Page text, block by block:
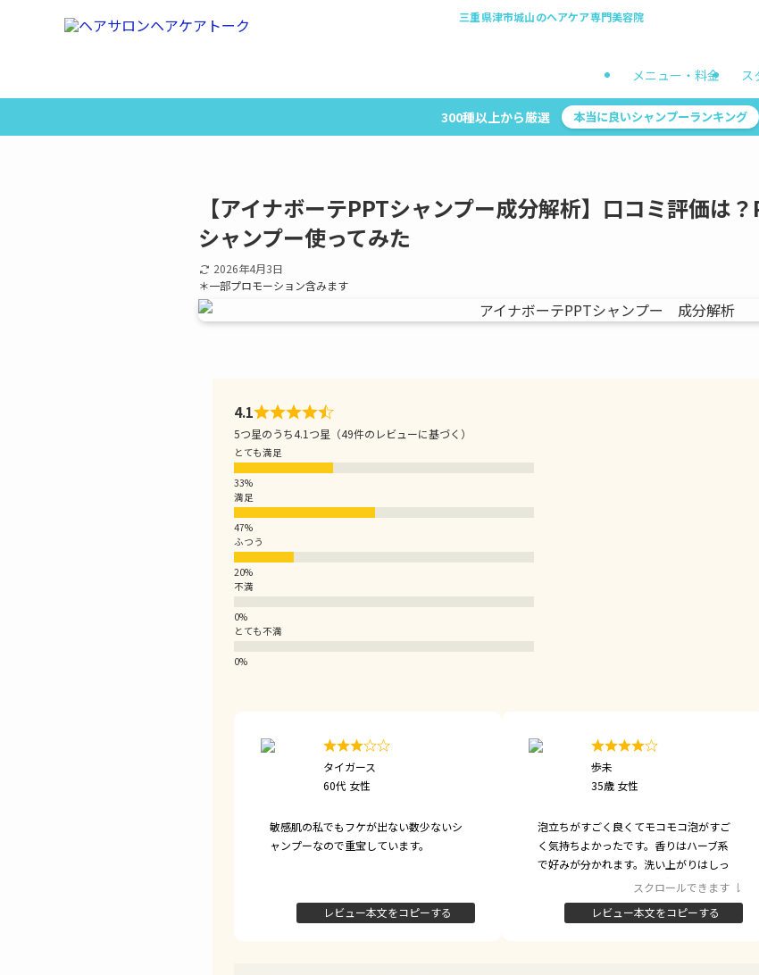
三重県津市城山のヘアケア専門美容院
メニュー・料金 ス
300種以上から厳選 本当に良いシャンプーランキング
【アイナボーテPPTシャンプー成分解析】口コミ評価は
シャンプー使ってみた
2026年4月3日
＊一部プロモーション含みます
4.1
5つ星のうち4.1つ星（49件のレビューに基づく）
とても満足
満足
ふつう
不満
とても不満
タイガース
60代 女性
敏感肌の私でもフケが出ない数少ないシ
ャンプーなので重宝しています。
レビュー本文をコピーする
歩未
35歳 女性
泡立ちがすごく良くてモコモコ泡がすご
く気持ちよかったです。香りはハーブ系
で好みが分かれます。洗い上がりはしっ
とりしてて、ドライヤーで乾かすとかな
りコシが出てしっかりとした髪になって
まとまる感じの髪になりました。香りも
スクロールできます
レビュー本文をコピーする